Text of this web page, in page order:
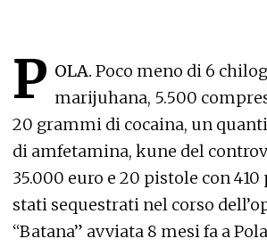
P OLA. Poco meno di 6
marijuhana, 5.500
20 grammi di cocaina, un
di amfetamina, kune del
35.000 euro e 20 pistole con
stati sequestrati nel corso
“Batana” avviata 8 mesi fa a